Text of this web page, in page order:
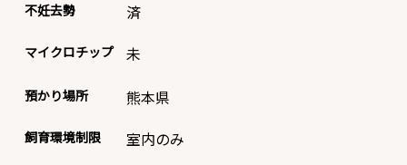
不妊去勢 済
マイクロチップ 未
預かり場所 熊本県
飼育環境制限 室内のみ